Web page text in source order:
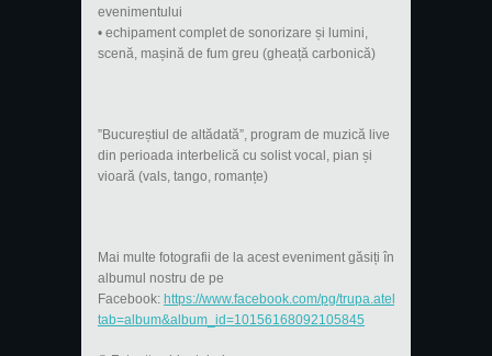
evenimentului
• echipament complet de sonorizare și lumini,
scenă, mașină de fum greu (gheață carbonică)
”Bucureștiul de altădată”, program de muzică live
din perioada interbelică cu solist vocal, pian și
vioară (vals, tango, romanțe)
Mai multe fotografii de la acest eveniment găsiți în
albumul nostru de pe
Facebook: https://www.facebook.com/pg/trupa.atelier/photos/?
tab=album&album_id=10156168092105845